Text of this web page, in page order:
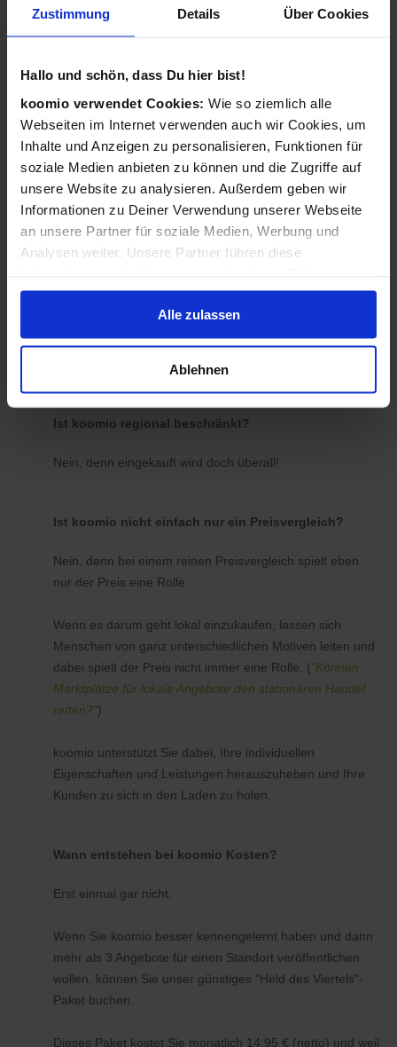
Zustimmung Details Über Cookies
Hallo und schön, dass Du hier bist!
koomio verwendet Cookies: Wie so ziemlich alle
Webseiten im Internet verwenden auch wir Cookies, um
Inhalte und Anzeigen zu personalisieren, Funktionen für
soziale Medien anbieten zu können und die Zugriffe auf
unsere Website zu analysieren. Außerdem geben wir
Informationen zu Deiner Verwendung unserer Webseite
an unsere Partner für soziale Medien, Werbung und
Analysen weiter. Unsere Partner führen diese
zusammen, die Du ihnen bereitgestellt hast oder die sie
im Rahmen Deiner Nutzung der Dienste gesammelt
haben.
Alle zulassen
Ablehnen
Wie funktioniert koomio?
Geschäftsinformationen vervollständigen, Angebote
veröffentlichen - 3 Angebote sind für Sie immer kostenlos!
Wir kümmern uns dann darum, dass Ihre Informationen
zu Ihren Kunden gelangen: Auf der koomio-Webseite, in
unseren Apps und in Suchmaschinen - daheim auf der
Couch und unterwegs auf dem Smartphone!
Ist koomio für alle Unternehmen gedacht?
genauso wie einerlandesweiten Handelskette
reinenDienstleister.
Ist koomio regional beschränkt?
Nein, denn eingekauft wird doch überall!
Ist koomio nicht einfach nur ein Preisvergleich?
Nein, denn bei einem reinen Preisvergleich spielt eben
nur der Preis eine Rolle.
Wenn es darum geht lokal einzukaufen, lassen sich
Menschen von ganz unterschiedlichen Motiven leiten und
dabei spielt der Preis nicht immer eine Rolle. ("Können
Marktplätze für lokale Angebote den stationären Handel
retten?")
koomio unterstützt Sie dabei, Ihre individuellen
Eigenschaften und Leistungen herauszuheben und Ihre
Kunden zu sich in den Laden zu holen.
Wann entstehen bei koomio Kosten?
Erst einmal gar nicht.
Wenn Sie koomio besser kennengelernt haben und dann
mehr als 3 Angebote für einen Standort veröffentlichen
wollen, können Sie unser günstiges "Held des Viertels"-
Paket buchen.
Dieses Paket kostet Sie monatlich 14,95 € (netto) und weil